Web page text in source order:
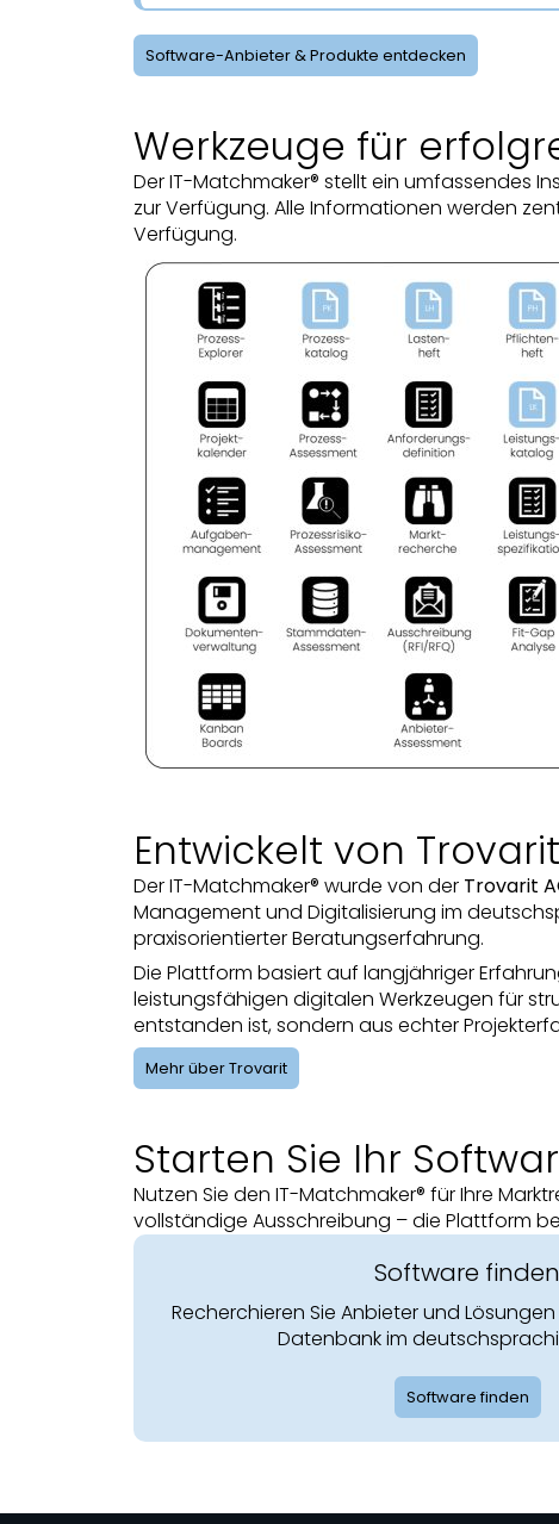
Software-Anbieter & Produkte entdecken
Werkzeuge für
Der IT-Matchmaker® stellt ein umfassendes
zur Verfügung. Alle Informationen werden
Verfügung.
Entwickelt von Trovarit
Der IT-Matchmaker® wurde von der Trovarit
Management und Digitalisierung im
praxisorientierter Beratungserfahrung.
Die Plattform basiert auf langjähriger
leistungsfähigen digitalen Werkzeugen für
entstanden ist, sondern aus echter
Mehr über Trovarit
Starten Sie Ihr
Nutzen Sie den IT-Matchmaker® für Ihre
vollständige Ausschreibung – die Plattform
Software finden
Recherchieren Sie Anbieter und
Datenbank im
Software finden